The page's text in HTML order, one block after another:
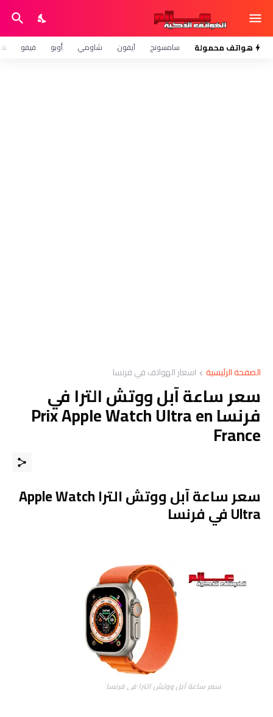
هواتف محمولة سامسونج آيفون شاومي أوبو فيفو
الصفحة الرئيسية اسعار الهواتف في فرنسا
سعر ساعة آبل ووتش الترا في
فرنسا Prix ​​Apple Watch Ultra en
France
سعر ساعة آبل ووتش الترا Apple Watch
Ultra في فرنسا
سعر ساعة آبل ووتش الترا في فرنسا